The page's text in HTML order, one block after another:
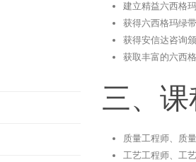
建立精益六西格
获得六西格玛绿
获得安信达咨询
获取丰富的六西
三、
质量工程师、质
工艺工程师、工